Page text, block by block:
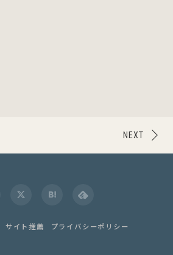
NEXT
サイト推薦 プライバシーポリシー